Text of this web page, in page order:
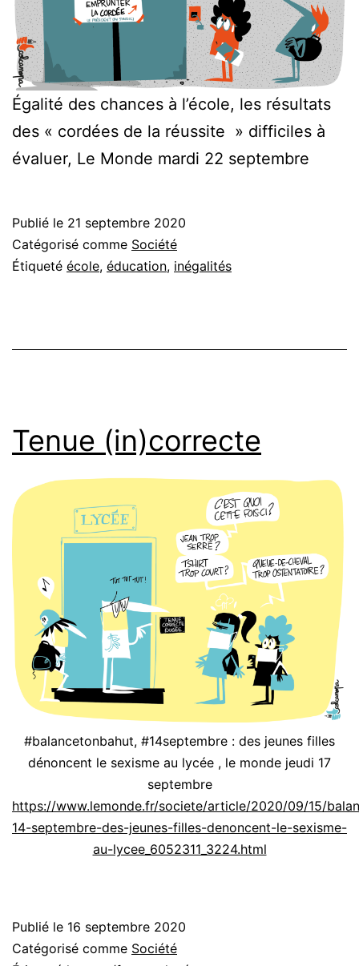
Égalité des chances à l’école, les résultats
des « cordées de la réussite » difficiles à
évaluer, Le Monde mardi 22 septembre
Publié le 21 septembre 2020
Catégorisé comme Société
Étiqueté école, éducation, inégalités
Tenue (in)correcte
#balancetonbahut, #14septembre : des jeunes filles
dénoncent le sexisme au lycée , le monde jeudi 17
septembre
https://www.lemonde.fr/societe/article/2020/09/15/
14-septembre-des-jeunes-filles-denoncent-le-sexisme-
au-lycee_6052311_3224.html
Publié le 16 septembre 2020
Catégorisé comme Société